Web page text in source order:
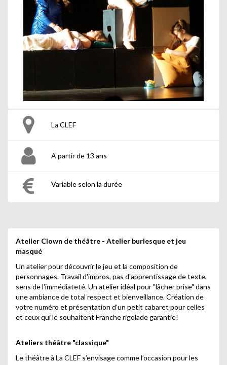
La CLEF
A partir de 13 ans
Variable selon la durée
Atelier Clown de théâtre - Atelier burlesque et jeu
masqué
Un atelier pour découvrir le jeu et la composition de
personnages. Travail d'impros, pas d'apprentissage de texte,
sens de l'immédiateté. Un atelier idéal pour "lâcher prise" dans
une ambiance de total respect et bienveillance. Création de
votre numéro et présentation d'un petit cabaret pour celles
et ceux qui le souhaitent Franche rigolade garantie!
Ateliers théâtre "classique"
Le théâtre à La CLEF s’envisage comme l’occasion pour les